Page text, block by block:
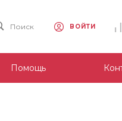
Поиск ВОЙТИ
Помощь